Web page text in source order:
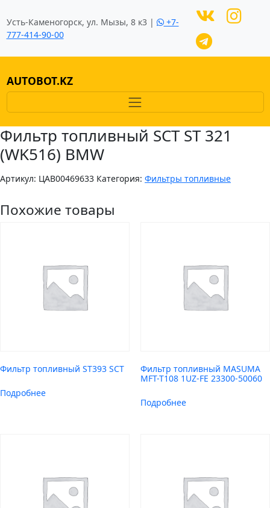
Усть-Каменогорск, ул. Мызы, 8 к3 |
+7-
777-414-90-00
AUTOBOT.KZ
Фильтр топливный SCT ST 321
(WK516) BMW
Артикул: ЦAB00469633 Категория: Фильтры топливные
Похожие товары
Фильтр топливный ST393 SCT
Подробнее
Фильтр топливный MASUMA
MFT-T108 1UZ-FE 23300-50060
Подробнее